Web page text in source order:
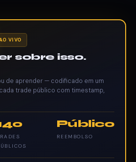
VIVO
sobre isso.
de aprender — codificado em um
trade público com timestamp,
Público
REEMBOLSO